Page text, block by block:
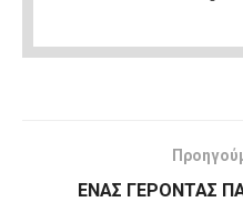
ΕΝΑΣ ΓΕΡΟΝΤΑΣ